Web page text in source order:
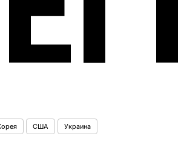
США Украина